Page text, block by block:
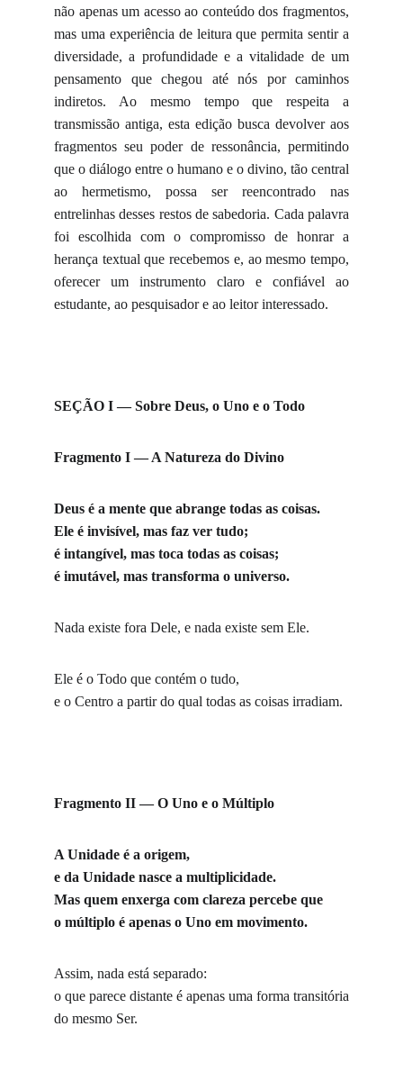
não apenas um acesso ao conteúdo dos fragmentos,
mas uma experiência de leitura que permita sentir a
diversidade, a profundidade e a vitalidade de um
pensamento que chegou até nós por caminhos
indiretos. Ao mesmo tempo que respeita a
transmissão antiga, esta edição busca devolver aos
fragmentos seu poder de ressonância, permitindo
que o diálogo entre o humano e o divino, tão central
ao hermetismo, possa ser reencontrado nas
entrelinhas desses restos de sabedoria. Cada palavra
foi escolhida com o compromisso de honrar a
herança textual que recebemos e, ao mesmo tempo,
oferecer um instrumento claro e confiável ao
estudante, ao pesquisador e ao leitor interessado.
SEÇÃO I — Sobre Deus, o Uno e o Todo
Fragmento I — A Natureza do Divino
Deus é a mente que abrange todas as coisas.
Ele é invisível, mas faz ver tudo;
é intangível, mas toca todas as coisas;
é imutável, mas transforma o universo.
Nada existe fora Dele, e nada existe sem Ele.
Ele é o Todo que contém o tudo,
e o Centro a partir do qual todas as coisas irradiam.
Fragmento II — O Uno e o Múltiplo
A Unidade é a origem,
e da Unidade nasce a multiplicidade.
Mas quem enxerga com clareza percebe que
o múltiplo é apenas o Uno em movimento.
Assim, nada está separado:
o que parece distante é apenas uma forma transitória
do mesmo Ser.